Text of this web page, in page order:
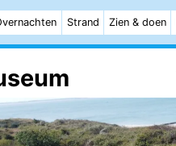
Strand Zien & doen